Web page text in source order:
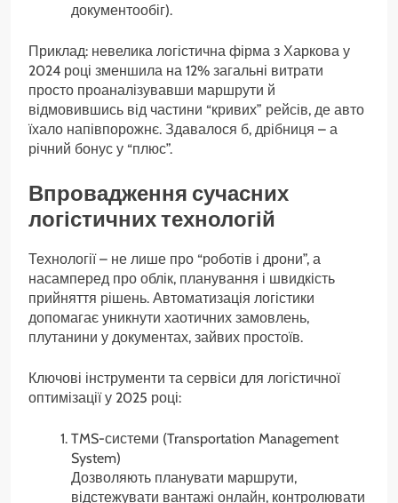
документообіг).
Приклад: невелика логістична фірма з Харкова у
2024 році зменшила на 12% загальні витрати
просто проаналізувавши маршрути й
відмовившись від частини “кривих” рейсів, де авто
їхало напівпорожнє. Здавалося б, дрібниця – а
річний бонус у “плюс”.
Впровадження сучасних
логістичних технологій
Технології – не лише про “роботів і дрони”, а
насамперед про облік, планування і швидкість
прийняття рішень. Автоматизація логістики
допомагає уникнути хаотичних замовлень,
плутанини у документах, зайвих простоїв.
Ключові інструменти та сервіси для логістичної
оптимізації у 2025 році:
TMS-системи (Transportation Management
System)
Дозволяють планувати маршрути,
відстежувати вантажі онлайн, контролювати